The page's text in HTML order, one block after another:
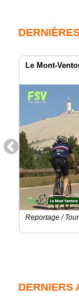
Le Mont-
Reportage /
DERNIERS